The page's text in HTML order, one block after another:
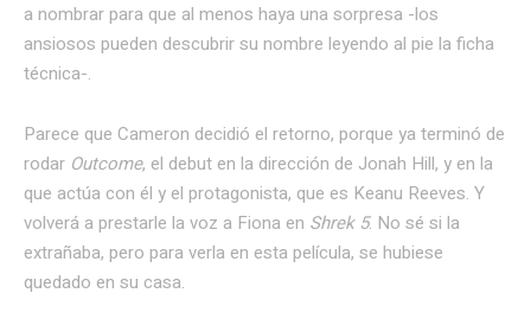
a nombrar para que al menos haya una sorpresa -los
ansiosos pueden descubrir su nombre leyendo al pie la ficha
técnica-.
Parece que Cameron decidió el retorno, porque ya terminó de
rodar Outcome, el debut en la dirección de Jonah Hill, y en la
que actúa con él y el protagonista, que es Keanu Reeves. Y
volverá a prestarle la voz a Fiona en Shrek 5. No sé si la
extrañaba, pero para verla en esta película, se hubiese
quedado en su casa.